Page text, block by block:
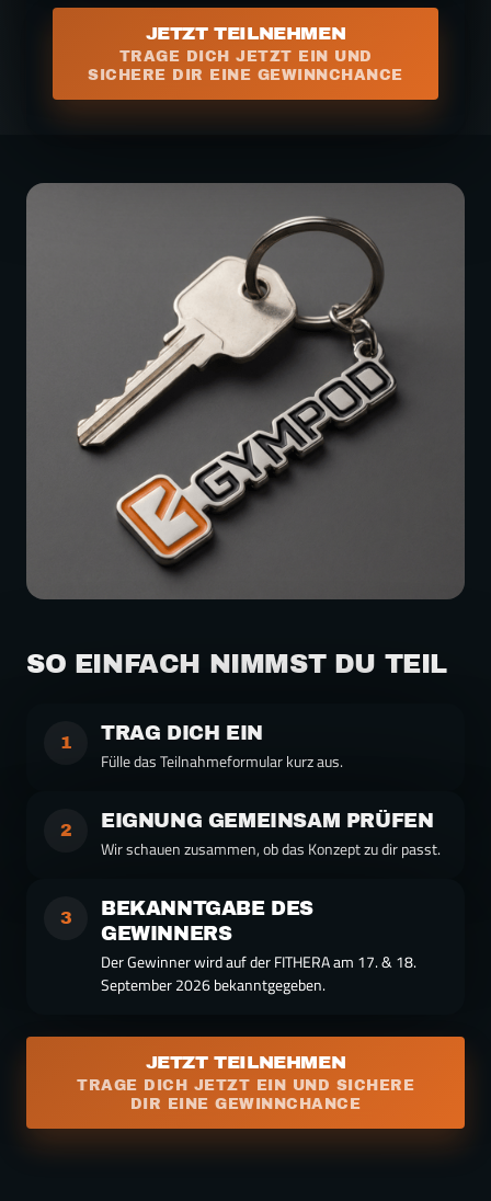
JETZT TEILNEHMEN
TRAGE DICH JETZT EIN UND
SICHERE DIR EINE GEWINNCHANCE
SO EINFACH NIMMST DU TEIL
1 TRAG DICH EIN
Fülle das Teilnahmeformular kurz aus.
2 EIGNUNG GEMEINSAM PRÜFEN
Wir schauen zusammen, ob das Konzept zu dir passt.
3
BEKANNTGABE DES
GEWINNERS
Der Gewinner wird auf der FITHERA am 17. & 18.
September 2026 bekanntgegeben.
JETZT TEILNEHMEN
TRAGE DICH JETZT EIN UND SICHERE
DIR EINE GEWINNCHANCE